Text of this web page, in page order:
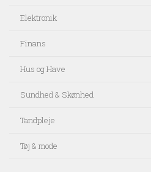
Elektronik
Finans
Hus og Have
Sundhed & Skønhed
Tandpleje
Tøj & mode